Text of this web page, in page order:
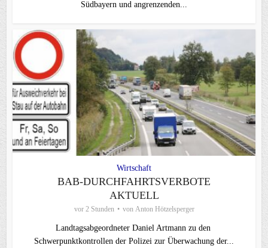
Südbayern und angrenzenden...
Wirtschaft
BAB-DURCHFAHRTSVERBOTE
AKTUELL
vor 2 Stunden von Anton Hötzelsperger
Landtagsabgeordneter Daniel Artmann zu den
Schwerpunktkontrollen der Polizei zur Überwachung der...